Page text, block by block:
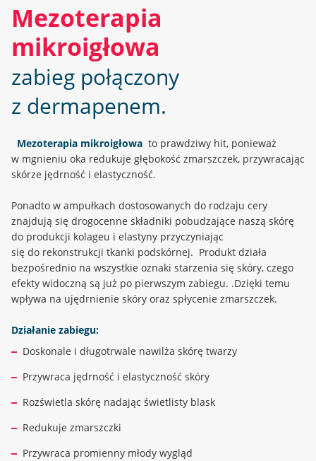
Mezoterapia
mikroigłowa
zabieg połączony
z dermapenem.
Mezoterapia mikroigłowa to prawdziwy hit, ponieważ
w mgnieniu oka redukuje głębokość zmarszczek, przywracając
skórze jędrność i elastyczność.
Ponadto w ampułkach dostosowanych do rodzaju cery
znajdują się drogocenne składniki pobudzające naszą skórę
do produkcji kolageu i elastyny przyczyniając
się do rekonstrukcji tkanki podskórnej. Produkt działa
bezpośrednio na wszystkie oznaki starzenia się skóry, czego
efekty widoczną są już po pierwszym zabiegu. .Dzięki temu
wpływa na ujędrnienie skóry oraz spłycenie zmarszczek.
Działanie zabiegu:
Doskonale i długotrwale nawilża skórę twarzy
Przywraca jędrność i elastyczność skóry
Rozświetla skórę nadając świetlisty blask
Redukuje zmarszczki
Przywraca promienny młody wygląd